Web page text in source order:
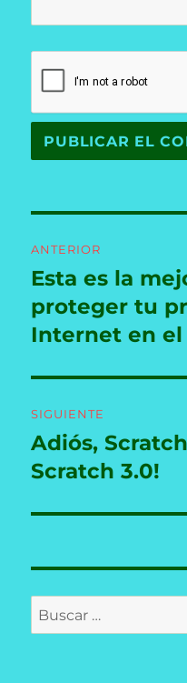
de
entradas
ANTERIOR
Entrada
anterior:
Esta es la
proteger tu
Internet en el
SIGUIENTE
Entrada
siguiente:
Adiós,
Scratch 3.0!
Buscar
por: